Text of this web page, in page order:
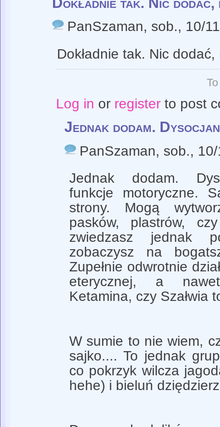
PanSzaman, sob., 10/
Dokładnie tak. Nic
Log in or registerto post
Jednak dodam.
PanSzaman, sob.,
Jednak dodam.
funkcje motoryczne.
strony. Mogą
pasków, plastrów,
zwiedzasz jednak
zobaczysz na
Zupełnie odwrotnie
eterycznej, a
Ketamina, czy Szałwia
W sumie to nie wiem,
sajko.... To jednak
co pokrzyk wilcza
hehe) i bieluń